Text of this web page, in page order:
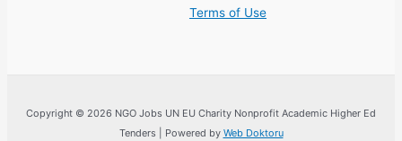
Terms of Use
Copyright © 2026 NGO Jobs UN EU Charity Nonprofit Academic Higher Ed
Tenders | Powered by Web Doktoru